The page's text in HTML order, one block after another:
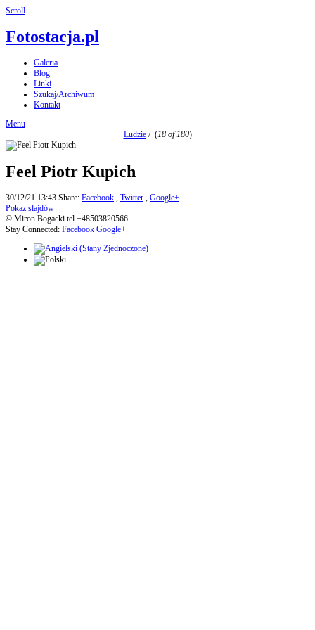
Scroll
Fotostacja.pl
Galeria
Blog
Linki
Szukaj/Archiwum
Kontakt
Menu
Ludzie/ (18 of 180)
Feel Piotr Kupich
30/12/21 13:43 Share: Facebook , Twitter , Google+
Pokaz slajdów
© Miron Bogacki tel.+48503820566
Stay Connected: Facebook Google+